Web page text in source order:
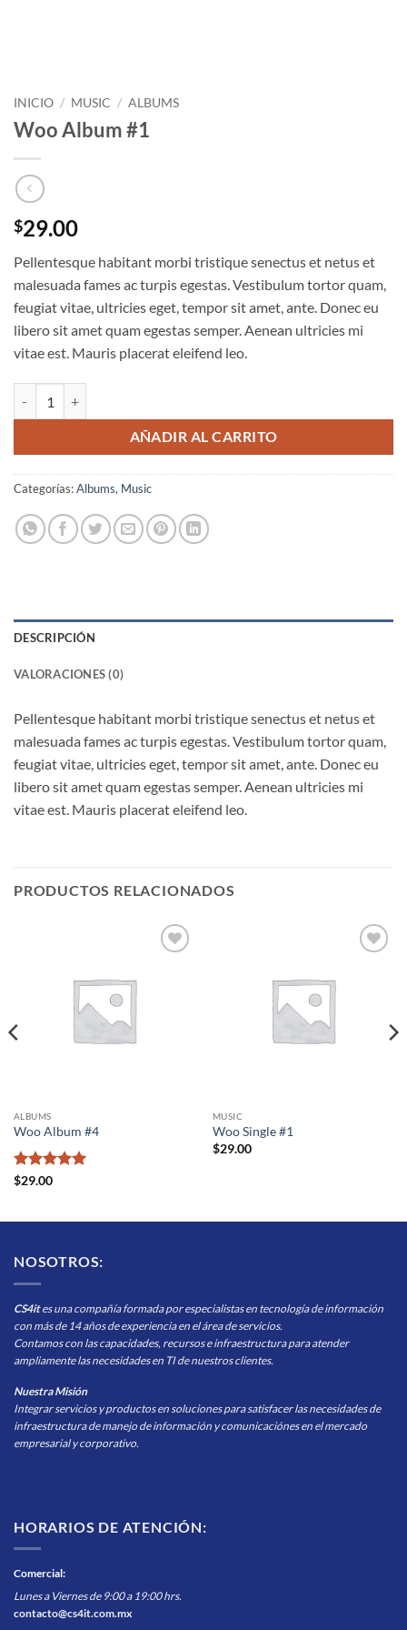
INICIO / MUSIC / ALBUMS
Woo Album #1
$29.00
Pellentesque habitant morbi tristique senectus et netus et
malesuada fames ac turpis egestas. Vestibulum tortor quam,
feugiat vitae, ultricies eget, tempor sit amet, ante. Donec eu
libero sit amet quam egestas semper. Aenean ultricies mi
vitae est. Mauris placerat eleifend leo.
AÑADIR AL CARRITO
Categorías:Albums, Music
DESCRIPCIÓN
VALORACIONES (0)
Pellentesque habitant morbi tristique senectus et netus et
malesuada fames ac turpis egestas. Vestibulum tortor quam,
feugiat vitae, ultricies eget, tempor sit amet, ante. Donec eu
libero sit amet quam egestas semper. Aenean ultricies mi
vitae est. Mauris placerat eleifend leo.
PRODUCTOS RELACIONADOS
ALBUMS
Woo Album #4
Valorado
$29.00
MUSIC
Woo Single #1
$29.00
NOSOTROS:
CS4ites una compañía formada por especialistas en tecnología de información
con más de 14 años de experiencia en el área de servicios.
Contamos con las capacidades, recursos e infraestructura para atender
ampliamente las necesidades en TI de nuestros clientes.
Nuestra Misión
Integrar servicios y productos en soluciones para satisfacer las necesidades de
infraestructura de manejo de información y comunicaciónes en el mercado
empresarial y corporativo.
HORARIOS DE ATENCIÓN:
Comercial:
Lunes a Viernes de 9:00 a 19:00 hrs.
contacto@cs4it.com.mx